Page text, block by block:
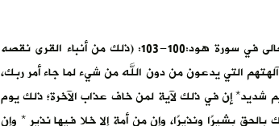
في إضاءات قرآنية عن أسباب سقوط الحضارات، يقول تعالى: يقول تبارك وتعالى في سورة هود:100-103: (ذلك من أنباء القرى نقصه
التي يدعون من دون الله من شيء لما جاء أمر ربك،
شديد* إن في ذلك لآية لمن خاف عذاب الآخرة؛ ذلك يوم
من قائل: ((إنا أرسلناك بالحق بشيرًا ونذيرًا، وإن من أمة إلا خلا فيها نذير * وإن